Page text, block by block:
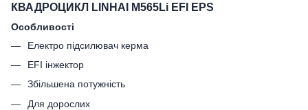
КВАДРОЦИКЛ LINHAI M565Li EFI EPS
Особливості
Електро підсилювач керма
EFI інжектор
Збільшена потужність
Для дорослих